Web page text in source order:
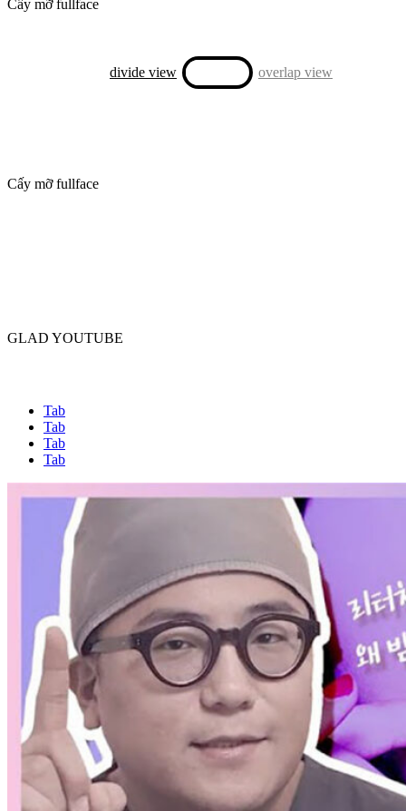
Cấy mỡ fullface
divide view overlap view
Cấy mỡ fullface
GLAD YOUTUBE
Tab
Tab
Tab
Tab